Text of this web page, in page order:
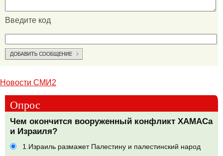
Введите код
Новости СМИ2
Опрос
Чем окончится вооруженный конфликт ХАМАСа
и Израиля?
1.Израиль размажет Палестину и палестинский народ